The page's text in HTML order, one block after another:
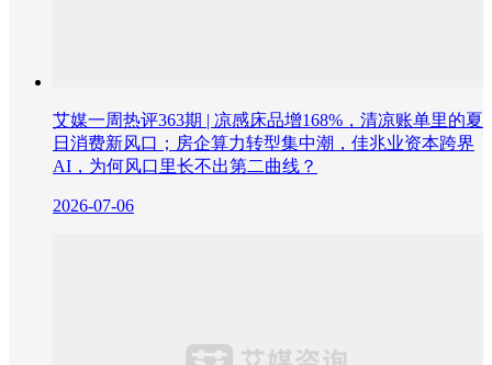
艾媒一周热评363期 | 凉感床品增168%，清凉账单里的夏
日消费新风口；房企算力转型集中潮，佳兆业资本跨界
AI，为何风口里长不出第二曲线？
2026-07-06